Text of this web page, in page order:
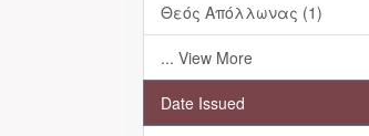
Θεός Απόλλωνας (1)
... View More
Date Issued